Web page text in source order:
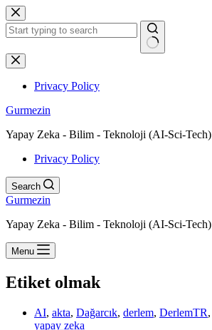
Skip
to
content
No
results
Privacy Policy
Gurmezin
Yapay Zeka - Bilim - Teknoloji (AI-Sci-Tech)
Privacy Policy
Search
Gurmezin
Yapay Zeka - Bilim - Teknoloji (AI-Sci-Tech)
Menu
Etiket olmak
AI, akta, Dağarcık, derlem, DerlemTR,
yapay zeka